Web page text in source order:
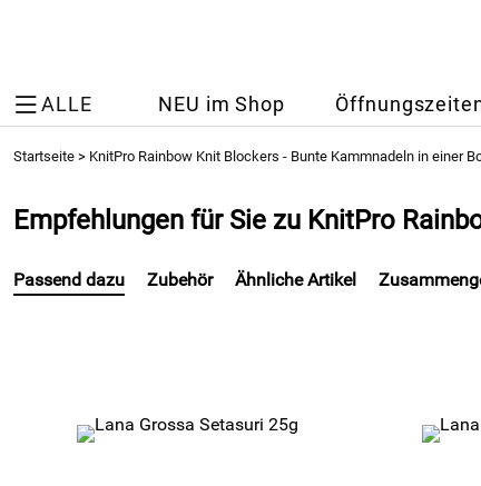
ALLE NEU im Shop
Startseite > KnitPro Rainbow Knit Blockers - Bunte Kammnadeln in einer
Empfehlungen für Sie zu KnitPro
Passend dazu Zubehör Ähnliche Artikel